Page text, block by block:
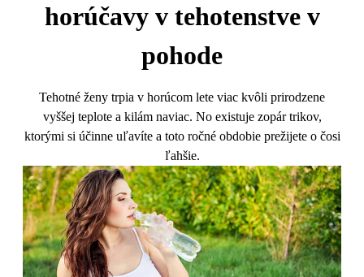
horúčavy v tehotenstve v
pohode
Tehotné ženy trpia v horúcom lete viac kvôli prirodzene
vyššej teplote a kilám naviac. No existuje zopár trikov,
ktorými si účinne uľavíte a toto ročné obdobie prežijete o čosi
ľahšie.